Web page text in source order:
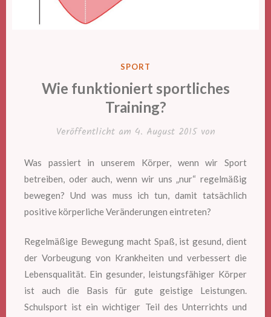
VERÖFFENTLICHT
SPORT
Wie funktioniert sportliches
Training?
Veröffentlicht am 4. August 2015von
Was passiert in unserem Körper, wenn wir Sport
betreiben, oder auch, wenn wir uns „nur“ regelmäßig
bewegen? Und was muss ich tun, damit tatsächlich
positive körperliche Veränderungen eintreten?
Regelmäßige Bewegung macht Spaß, ist gesund, dient
der Vorbeugung von Krankheiten und verbessert die
Lebensqualität. Ein gesunder, leistungsfähiger Körper
ist auch die Basis für gute geistige Leistungen.
Schulsport ist ein wichtiger Teil des Unterrichts und